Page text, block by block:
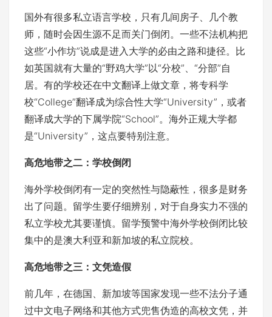
国外有很多私立语言学校，只有几间房子、几个教
师，随时会因生源不足而关门倒闭。一些不法机构把
这些“小作坊”说成是进入大学的必由之路和捷径。比
如英国就有大量的“野鸡大学”以“分校”、“分部”自
居。有的学校还在中文翻译上做文章，将专科学
校“College”翻译成为综合性大学“University”，或者
翻译成大学的下属学院“School”。海外正规大学都
是“University”，这点要特别注意。
高危地带之二：学校倒闭
海外学校倒闭有一定的突然性与隐蔽性，很多是财务
出了问题。留学生要仔细辨别，对于自身实力不强的
私立学校尤其要谨慎。留学预警中海外学校倒闭比较
集中的是澳大利亚和新加坡的私立院校。
高危地带之三：文凭造假
前几年，在德国、新加坡等国家发现一些不法分子通
过中文电子网络和其他方式兜售伪造的高校文凭，并